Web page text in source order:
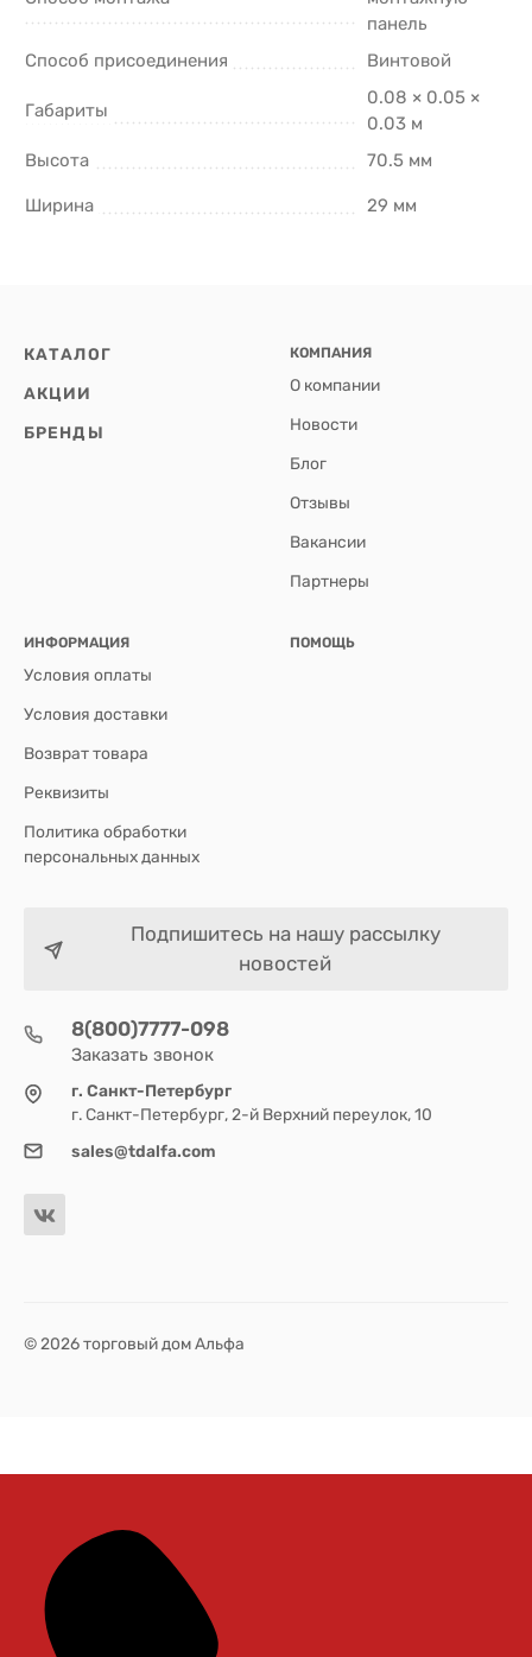
панель
Способ присоединения
Винтовой
Габариты
0.08 × 0.05 ×
0.03 м
Высота
70.5 мм
Ширина 29 мм
КАТАЛОГ
АКЦИИ
БРЕНДЫ
КОМПАНИЯ
О компании
Новости
Блог
Отзывы
Вакансии
Партнеры
ИНФОРМАЦИЯ
Условия оплаты
Условия доставки
Возврат товара
Реквизиты
Политика обработки
персональных данных
ПОМОЩЬ
Подпишитесь на нашу рассылку
новостей
8(800)7777-098
Заказать звонок
г. Санкт-Петербург
г. Санкт-Петербург, 2-й Верхний переулок, 10
sales@tdalfa.com
© 2026 торговый дом Альфа